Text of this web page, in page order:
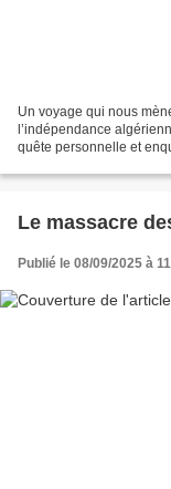
Un voyage qui nous
l’indépendance
quête personnelle et
Le massacre
Publié le 08/09/2025 à